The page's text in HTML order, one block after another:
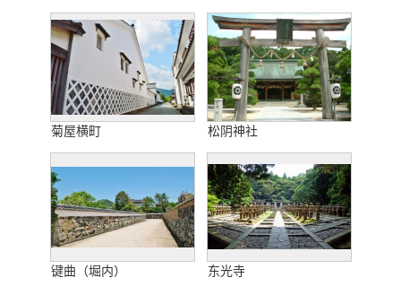
菊屋横町 松阴神社
键曲（堀内） 东光寺